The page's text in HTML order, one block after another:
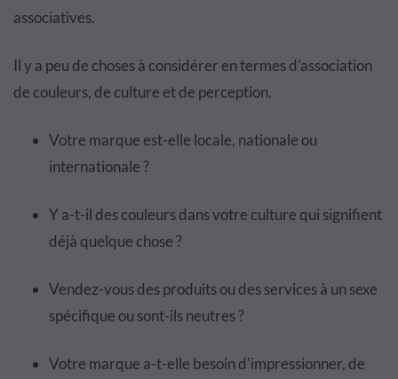
associatives.
Il y a peu de choses à considérer en termes d'association
de couleurs, de culture et de perception.
Votre marque est-elle locale, nationale ou
internationale ?
Y a-t-il des couleurs dans votre culture qui signifient
déjà quelque chose ?
Vendez-vous des produits ou des services à un sexe
spécifique ou sont-ils neutres ?
Votre marque a-t-elle besoin d'impressionner, de